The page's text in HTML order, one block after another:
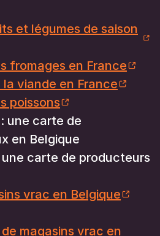
et légumes de saison
fromages en France
viande en France
poissons
: une carte de
en Belgique
une carte de producteurs
vrac en Belgique
magasins vrac en